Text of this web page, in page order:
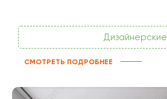
Дизайнерские
СМОТРЕТЬ ПОДРОБНЕЕ